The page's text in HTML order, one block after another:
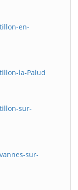
en-
la-Palud
sur-
sur-